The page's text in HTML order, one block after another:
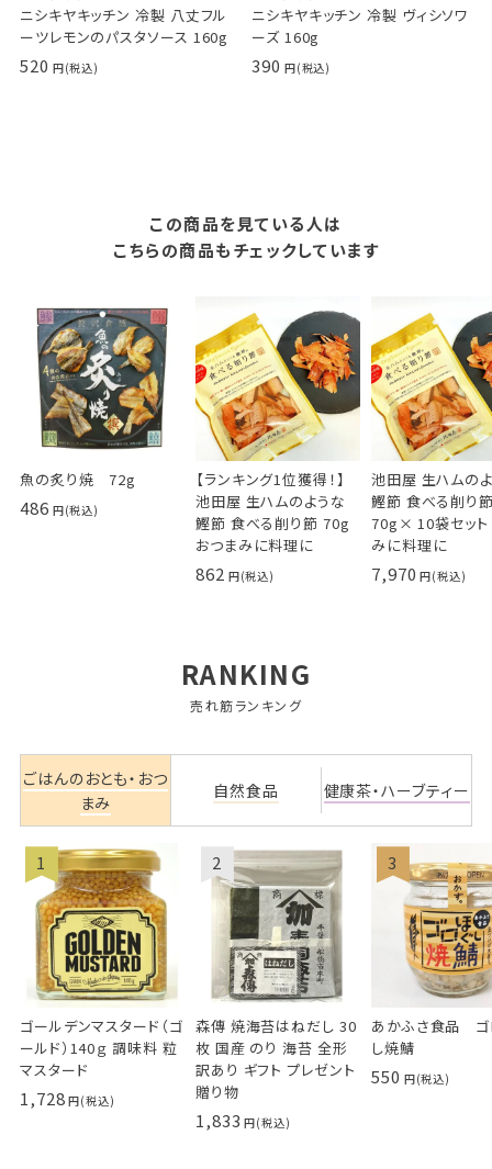
ニシキヤキッチン 冷製 八丈フル
ーツレモンのパスタソース 160g
520
ニシキヤキッチン 冷製 ヴィシソワ
ーズ 160g
390
この商品を見ている人は
こちらの商品もチェックしています
魚の炙り焼 72g
486
【ランキング1位獲得！】
池田屋 生ハムのような
鰹節 食べる削り節 70g
おつまみに料理に
862
池田屋 生ハムの
鰹節 食べる削り
70g× 10袋セット
みに料理に
7,970
RANKING
売れ筋ランキング
ごはんのおとも・おつ
まみ
自然食品 健康茶・ハーブティー
ゴールデンマスタード（ゴ
ールド）140ｇ 調味料 粒
マスタード
1,728
森傳 焼海苔はねだし 30
枚 国産 のり 海苔 全形
訳あり ギフト プレゼント
贈り物
1,833
あかふさ食品 ゴ
し焼鯖
550